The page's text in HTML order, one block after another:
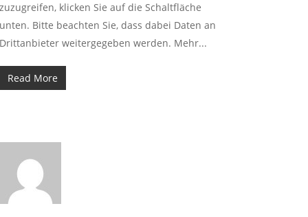
zuzugreifen, klicken Sie auf die Schaltfläche
unten. Bitte beachten Sie, dass dabei Daten an
Drittanbieter weitergegeben werden. Mehr...
Read More